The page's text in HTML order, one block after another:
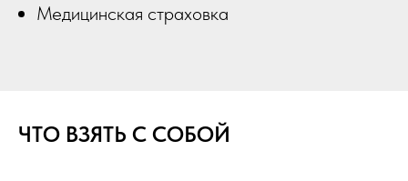
Медицинская страховка
ЧТО ВЗЯТЬ С СОБОЙ